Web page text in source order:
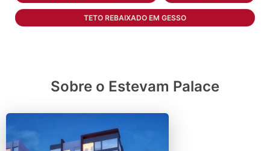
TETO REBAIXADO EM GESSO
Sobre o Estevam Palace